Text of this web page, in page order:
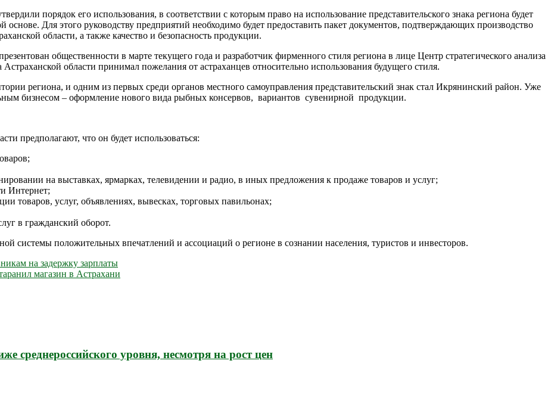
порядок его использования, в соответствии с которым право на использование представительского знака региона будет
основе. Для этого руководству предприятий необходимо будет предоставить пакет документов, подтверждающих производство
области, а также качество и безопасность продукции.
общественности в марте текущего года и разработчик фирменного стиля региона в лице Центр стратегического анализа
области принимал пожелания от астраханцев относительно использования будущего стиля.
региона, и одним из первых среди органов местного самоуправления представительский знак стал Икрянинский район. Уже
бизнесом – оформление нового вида рыбных консервов, вариантов сувенирной продукции.
предполагают, что он будет использоваться:
на выставках, ярмарках, телевидении и радио, в иных предложения к продаже товаров и услуг;
Интернет;
товаров, услуг, объявлениях, вывесках, торговых павильонах;
в гражданский оборот.
системы положительных впечатлений и ассоциаций о регионе в сознании населения, туристов и инвесторов.
на задержку зарплаты
магазин в Астрахани
среднероссийского уровня, несмотря на рост цен